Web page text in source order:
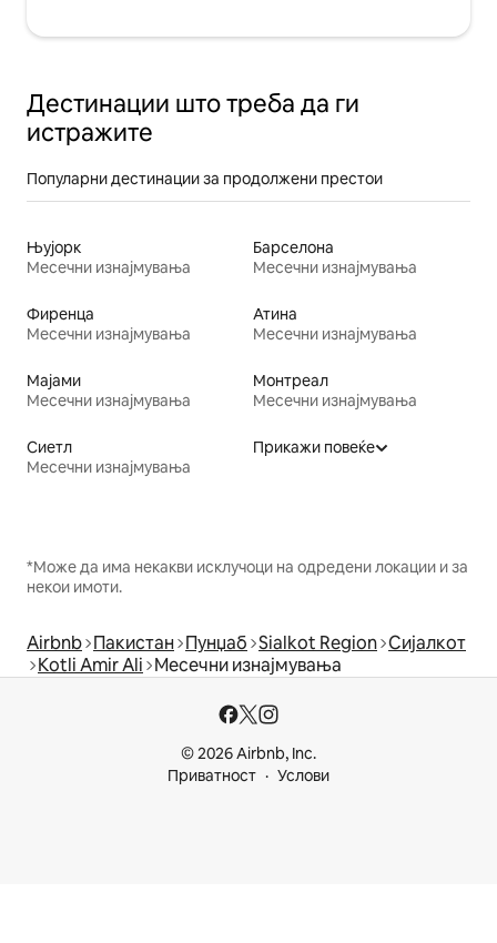
Дестинации што треба да ги
истражите
Популарни дестинации за продолжени престои
Њујорк
Месечни изнајмувања
Барселона
Месечни изнајмувања
Фиренца
Месечни изнајмувања
Атина
Месечни изнајмувања
Мајами
Месечни изнајмувања
Монтреал
Месечни изнајмувања
Сиетл
Месечни изнајмувања
Прикажи повеќе
*Може да има некакви исклучоци на одредени локации и за
некои имоти.
Airbnb Пакистан Пунџаб Sialkot Region Сијалкот
Kotli Amir Ali Месечни изнајмувања
© 2026 Airbnb, Inc.
Приватност
Услови